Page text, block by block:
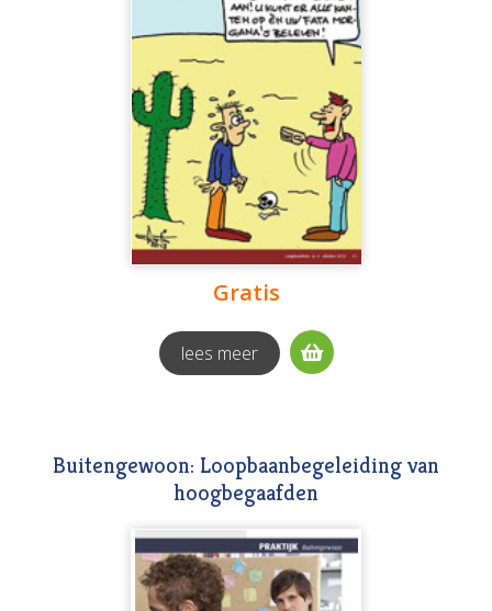
Gratis
lees meer
Buitengewoon: Loopbaanbegeleiding van
hoogbegaafden